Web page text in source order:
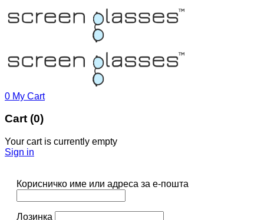
0 My Cart
Cart (0)
Your cart is currently empty
Sign in
Корисничко име или адреса за е-пошта
Лозинка